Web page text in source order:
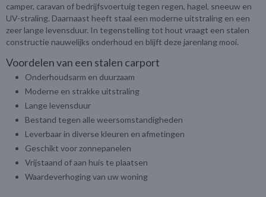
camper, caravan of bedrijfsvoertuig tegen regen, hagel, sneeuw en
UV-straling. Daarnaast heeft staal een moderne uitstraling en een
zeer lange levensduur. In tegenstelling tot hout vraagt een stalen
constructie nauwelijks onderhoud en blijft deze jarenlang mooi.
Voordelen van een stalen carport
Onderhoudsarm en duurzaam
Moderne en strakke uitstraling
Lange levensduur
Bestand tegen alle weersomstandigheden
Leverbaar in diverse kleuren en afmetingen
Geschikt voor zonnepanelen
Vrijstaand of aan huis te plaatsen
Waardeverhoging van uw woning